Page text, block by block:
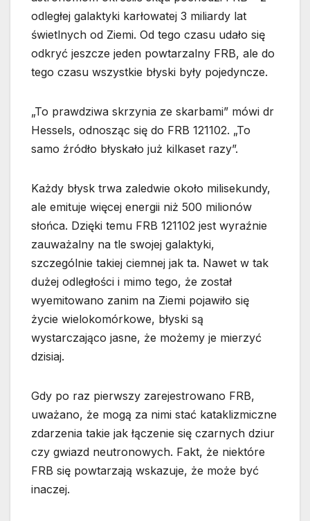
odległej galaktyki karłowatej 3 miliardy lat
świetlnych od Ziemi. Od tego czasu udało się
odkryć jeszcze jeden powtarzalny FRB, ale do
tego czasu wszystkie błyski były pojedyncze.
„To prawdziwa skrzynia ze skarbami” mówi dr
Hessels, odnosząc się do FRB 121102. „To
samo źródło błyskało już kilkaset razy”.
Każdy błysk trwa zaledwie około milisekundy,
ale emituje więcej energii niż 500 milionów
słońca. Dzięki temu FRB 121102 jest wyraźnie
zauważalny na tle swojej galaktyki,
szczególnie takiej ciemnej jak ta. Nawet w tak
dużej odległości i mimo tego, że został
wyemitowano zanim na Ziemi pojawiło się
życie wielokomórkowe, błyski są
wystarczająco jasne, że możemy je mierzyć
dzisiaj.
Gdy po raz pierwszy zarejestrowano FRB,
uważano, że mogą za nimi stać kataklizmiczne
zdarzenia takie jak łączenie się czarnych dziur
czy gwiazd neutronowych. Fakt, że niektóre
FRB się powtarzają wskazuje, że może być
inaczej.